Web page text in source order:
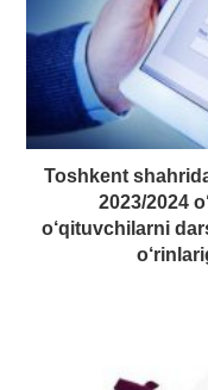
Toshkent
2023/2024
o‘qituvchilarni